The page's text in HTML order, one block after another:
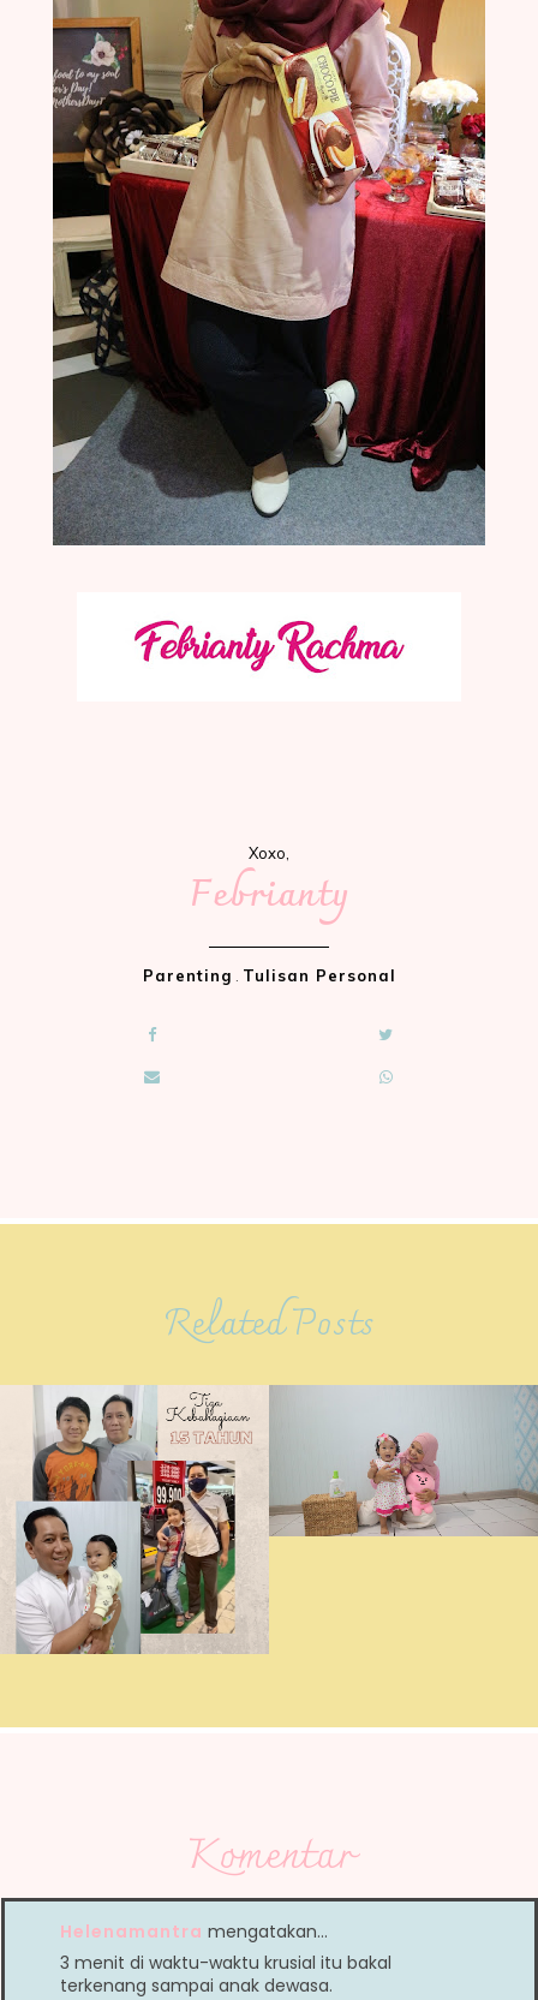
Xoxo,
Febrianty
Parenting . Tulisan Personal
Related Posts
Komentar
Helenamantra mengatakan…
3 menit di waktu-waktu krusial itu bakal
terkenang sampai anak dewasa.